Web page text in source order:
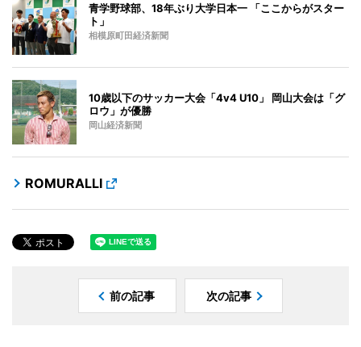
青学野球部、18年ぶり大学日本一 「ここからがスター
ト」
相模原町田経済新聞
10歳以下のサッカー大会「4v4 U10」 岡山大会は「グ
ロウ」が優勝
岡山経済新聞
ROMURALLI
前の記事 次の記事